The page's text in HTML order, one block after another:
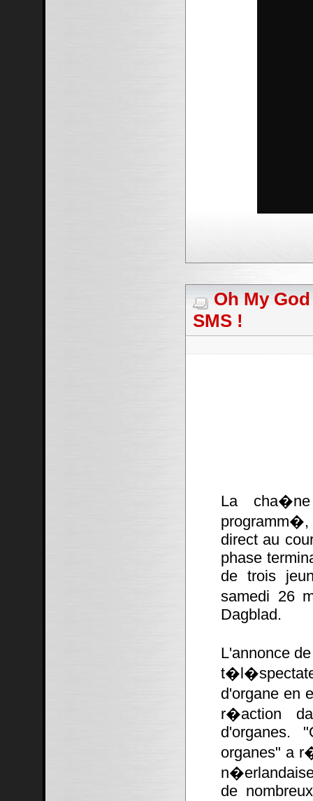
Oh My
SMS !
La
direct au
phase
de trois
samedi 26
Dagblad.
L'annonce
d'organe en
r�action
d'organes.
organes" a
de